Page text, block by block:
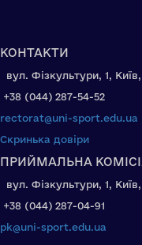
КОНТАКТИ
вул. Фізкультури, 1,
+38 (044) 287-54-52
rectorat@uni-sport.edu.ua
Скринька довіри
ПРИЙМАЛЬНА
вул. Фізкультури, 1,
+38 (044) 287-04-91
pk@uni-sport.edu.ua